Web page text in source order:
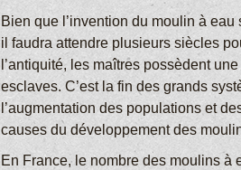
Bien que l’invention du moulin à
il faudra attendre plusieurs siècles
l’antiquité, les maîtres possèdent
esclaves. C’est la fin des grands
l’augmentation des populations et
causes du développement des
En France, le nombre des moulins à